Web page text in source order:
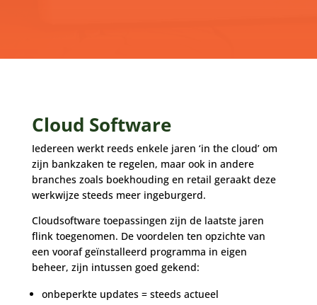
Cloud Software
Iedereen werkt reeds enkele jaren ‘in the cloud’ om
zijn bankzaken te regelen, maar ook in andere
branches zoals boekhouding en retail geraakt deze
werkwijze steeds meer ingeburgerd.
Cloudsoftware toepassingen zijn de laatste jaren
flink toegenomen. De voordelen ten opzichte van
een vooraf geïnstalleerd programma in eigen
beheer, zijn intussen goed gekend:
onbeperkte updates = steeds actueel